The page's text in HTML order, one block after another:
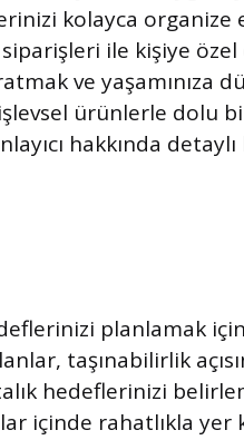
kolayca organize
ile kişiye
ve yaşamınıza
işlevsel ürünlerle dolu
hakkında
planlamak
taşınabilirlik
hedeflerinizi
içinde rahatlıkla yer